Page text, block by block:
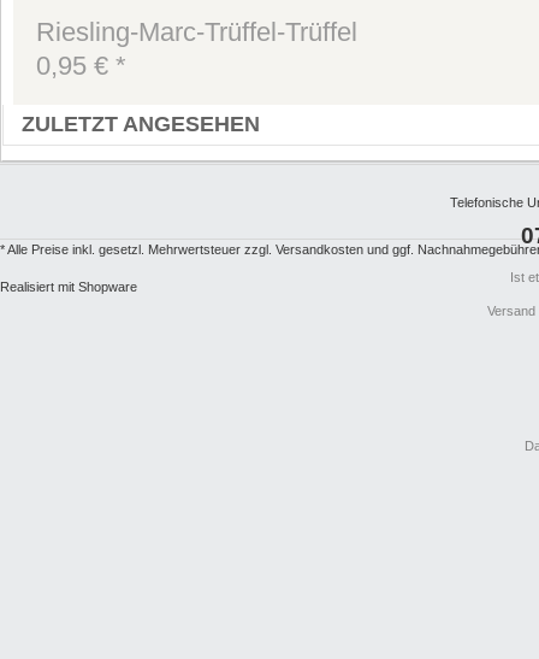
Riesling-Marc-Trüffel-Trüffel
0,95 € *
ZULETZT ANGESEHEN
Telefonische
Ist
Versand
* Alle Preise inkl. gesetzl. Mehrwertsteuer zzgl. Versandkosten und ggf.
Realisiert mit Shopware